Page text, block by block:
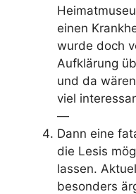
einen
wurde doch
Aufklärung
und da
viel
—
Dann eine
die Lesis
lassen.
besonders